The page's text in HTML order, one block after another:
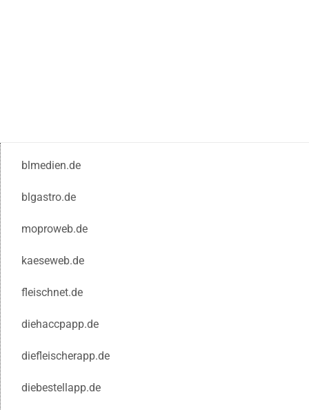
blmedien.de
blgastro.de
moproweb.de
kaeseweb.de
fleischnet.de
diehaccpapp.de
diefleischerapp.de
diebestellapp.de